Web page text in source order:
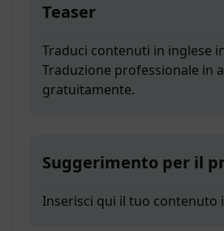
Teaser
Traduci contenuti in inglese
Traduzione professionale in
gratuitamente.
Suggerimento per il
Inserisci qui il tuo contenuto